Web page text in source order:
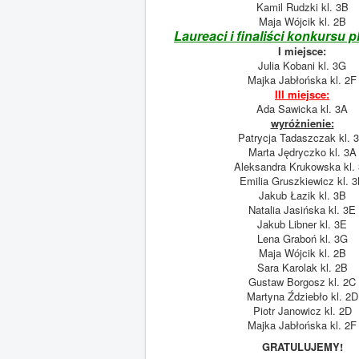
Kamil Rudzki kl. 3B
Maja Wójcik kl. 2B
Laureaci i finaliści konkursu
I miejsce:
Julia Kobani kl. 3G
Majka Jabłońska kl. 2F
III miejsce:
Ada Sawicka kl. 3A
wyróżnienie:
Patrycja Tadaszczak kl.
Marta Jędryczko kl. 3A
Aleksandra Krukowska kl.
Emilia Gruszkiewicz kl.
Jakub Łazik kl. 3B
Natalia Jasińska kl. 3E
Jakub Libner kl. 3E
Lena Graboń kl. 3G
Maja Wójcik kl. 2B
Sara Karolak kl. 2B
Gustaw Borgosz kl. 2C
Martyna Ździebło kl. 2D
Piotr Janowicz kl. 2D
Majka Jabłońska kl. 2F
GRATULUJEMY!